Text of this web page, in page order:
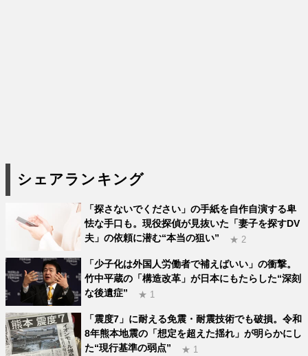
シェアランキング
「探さないでください」の手紙を自作自演する卑
怯な手口も。現役探偵が見抜いた「妻子を探すDV
夫」の依頼に潜む“本当の狙い”
★ 2
「少子化は外国人労働者で補えばいい」の衝撃。
竹中平蔵の「構造改革」が日本にもたらした“深刻
な後遺症”
★ 1
「震度7」に耐える免震・耐震技術でも破損。令和
8年熊本地震の「想定を超えた揺れ」が明らかにし
た“現行基準の弱点”
★ 1